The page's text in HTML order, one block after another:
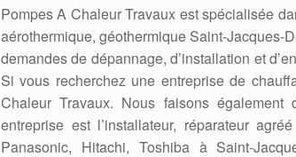
Pompes A Chaleur Travaux est spécialisée
aérothermique, géothermique Saint-Jacques-
demandes de dépannage, d’installation et
Si vous recherchez une entreprise de
Chaleur Travaux. Nous faisons
entreprise est l’installateur, réparateur
Panasonic, Hitachi, Toshiba à Saint-